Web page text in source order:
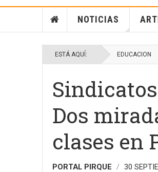
NOTICIAS
ESTÁ AQUÍ: EDUCACION
Sindicatos
Dos
clases en
PORTAL PIRQUE 30